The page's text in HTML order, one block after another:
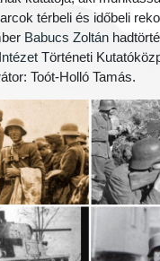
térbeli és időbeli
Babucs Zoltán
Történeti
Toót-Holló Tamás.